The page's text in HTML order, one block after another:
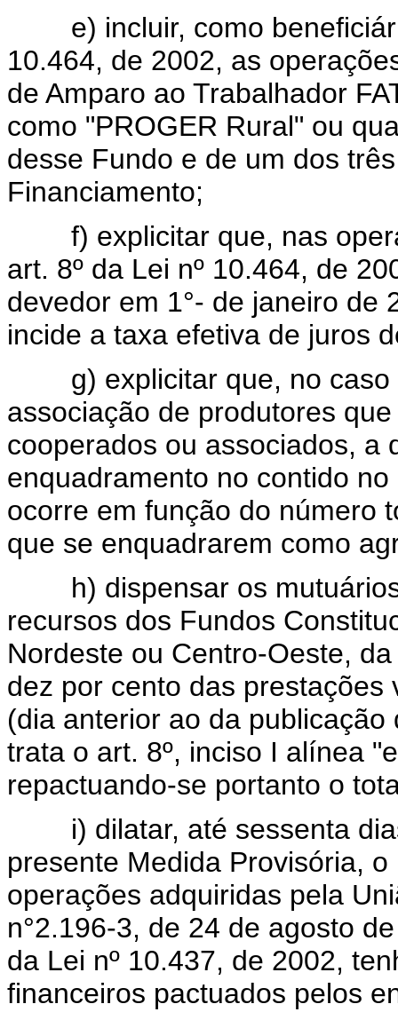
e) incluir, como
10.464, de 2002, as
de Amparo ao Trabalhador
como "PROGER Rural" ou
desse Fundo e de um dos
Financiamento;
f) explicitar que, nas
art. 8º da Lei nº 10.464, de
devedor em 1°- de janeiro de
incide a taxa efetiva de juros
g) explicitar que, no caso
associação de produtores
cooperados ou associados, a
enquadramento no contido
ocorre em função do número
que se enquadrarem como
h) dispensar os mutuários,
recursos dos Fundos
Nordeste ou Centro-Oeste,
dez por cento das
(dia anterior ao da
trata o art. 8º, inciso I alínea
repactuando-se portanto o
i) dilatar, até sessenta
presente Medida Provisória,
operações adquiridas pela
n°2.196-3, de 24 de agosto
da Lei nº 10.437, de 2002,
financeiros pactuados pelos